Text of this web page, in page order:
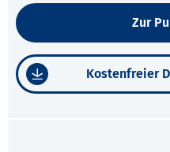
Zur
Kostenfreier